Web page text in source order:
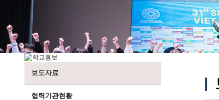
학생현황
위치/전화
전경사진
보도자료
협력기관현황